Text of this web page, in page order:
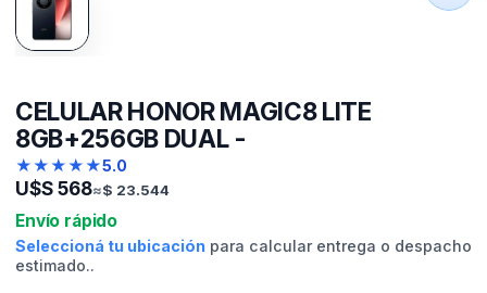
CELULAR HONOR MAGIC8 LITE
8GB+256GB DUAL -
★★★★★5.0
U$S568≈$ 23.544
Envío rápido
Seleccioná tu ubicación para calcular entrega o despacho
estimado..